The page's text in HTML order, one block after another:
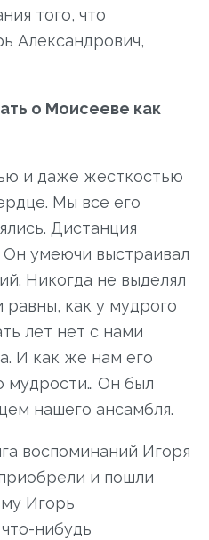
того, что
Александрович,
о Моисееве как
и даже жесткостью
Мы все его
Дистанция
Он умеючи выстраивал
Никогда не выделял
как у мудрого
лет нет с нами
И как же нам его
мудрости… Он был
нашего ансамбля.
воспоминаний Игоря
и пошли
Игорь
нибудь